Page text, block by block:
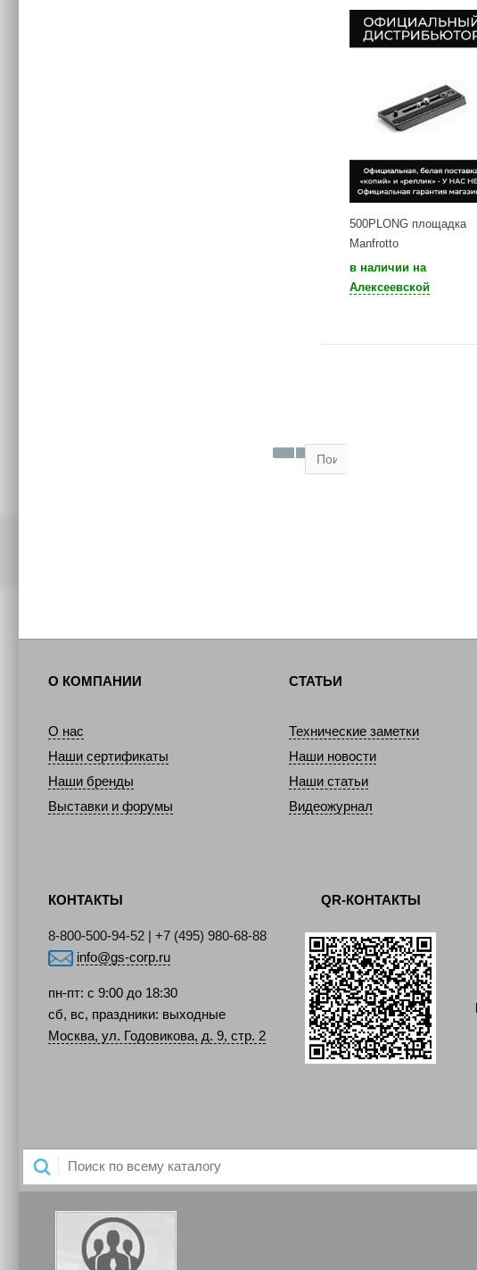
500PLONG площадка
Manfrotto
в наличии на
Алексеевской
О КОМПАНИИ
О нас
Наши сертификаты
Наши бренды
Выставки и форумы
СТАТЬИ
Технические заметки
Наши новости
Наши статьи
Видеожурнал
КОНТАКТЫ
8-800-500-94-52 | +7 (495) 980-68-88
info@gs-corp.ru
пн-пт: с 9:00 до 18:30
сб, вс, праздники: выходные
Москва, ул. Годовикова, д. 9, стр. 2
QR-КОНТАКТЫ